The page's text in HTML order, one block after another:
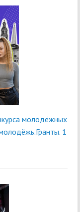
молодёжных
1